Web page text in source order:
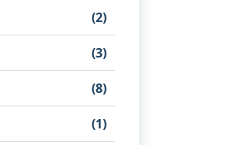
(2)
(3)
(8)
(1)